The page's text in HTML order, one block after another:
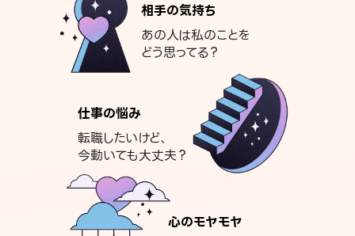
相手の気持ち
あの人は私のことを
どう思ってる？
仕事の悩み
転職したいけど、
今動いても大丈夫？
心のモヤモヤ